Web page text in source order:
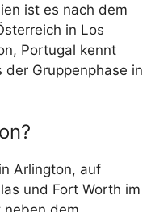
ist es nach dem
in Los
Portugal kennt
Gruppenphase in
Arlington, auf
und Fort Worth im